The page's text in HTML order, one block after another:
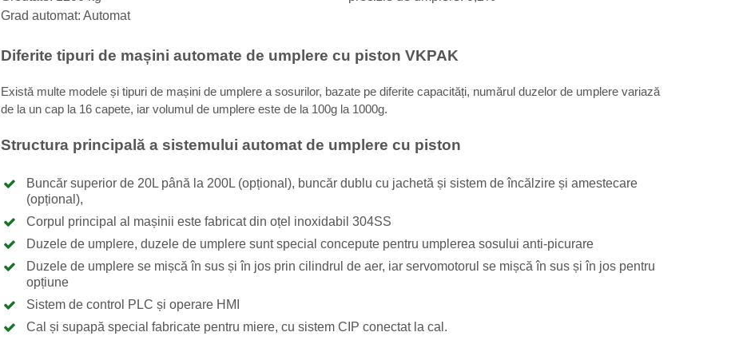
Grad automat: Automat
Diferite tipuri de mașini automate de umplere cu piston VKPAK
Există multe modele și tipuri de mașini de umplere a sosurilor, bazate pe diferite capacități, numărul duzelor de umplere variază
de la un cap la 16 capete, iar volumul de umplere este de la 100g la 1000g.
Structura principală a sistemului automat de umplere cu piston
Buncăr superior de 20L până la 200L (opțional), buncăr dublu cu jachetă și sistem de încălzire și amestecare
(opțional),
Corpul principal al mașinii este fabricat din oțel inoxidabil 304SS
Duzele de umplere, duzele de umplere sunt special concepute pentru umplerea sosului anti-picurare
Duzele de umplere se mișcă în sus și în jos prin cilindrul de aer, iar servomotorul se mișcă în sus și în jos pentru
opțiune
Sistem de control PLC și operare HMI
Cal și supapă special fabricate pentru miere, cu sistem CIP conectat la cal.